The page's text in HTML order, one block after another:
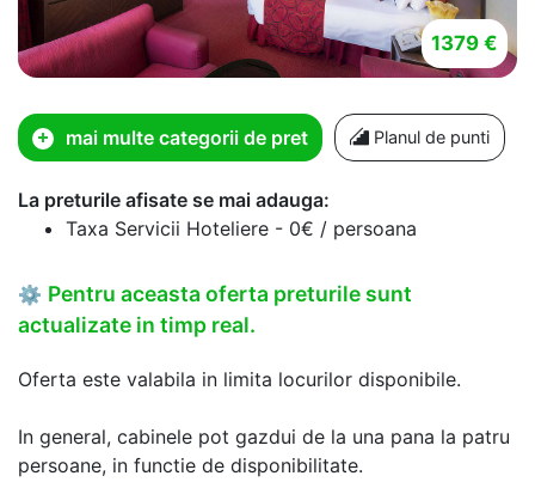
1379 €
mai multe categorii de pret Planul de punti
La preturile afisate se mai adauga:
Taxa Servicii Hoteliere - 0€ / persoana
⚙ Pentru aceasta oferta preturile sunt
actualizate in timp real.
Oferta este valabila in limita locurilor disponibile.
In general, cabinele pot gazdui de la una pana la patru
persoane, in functie de disponibilitate.